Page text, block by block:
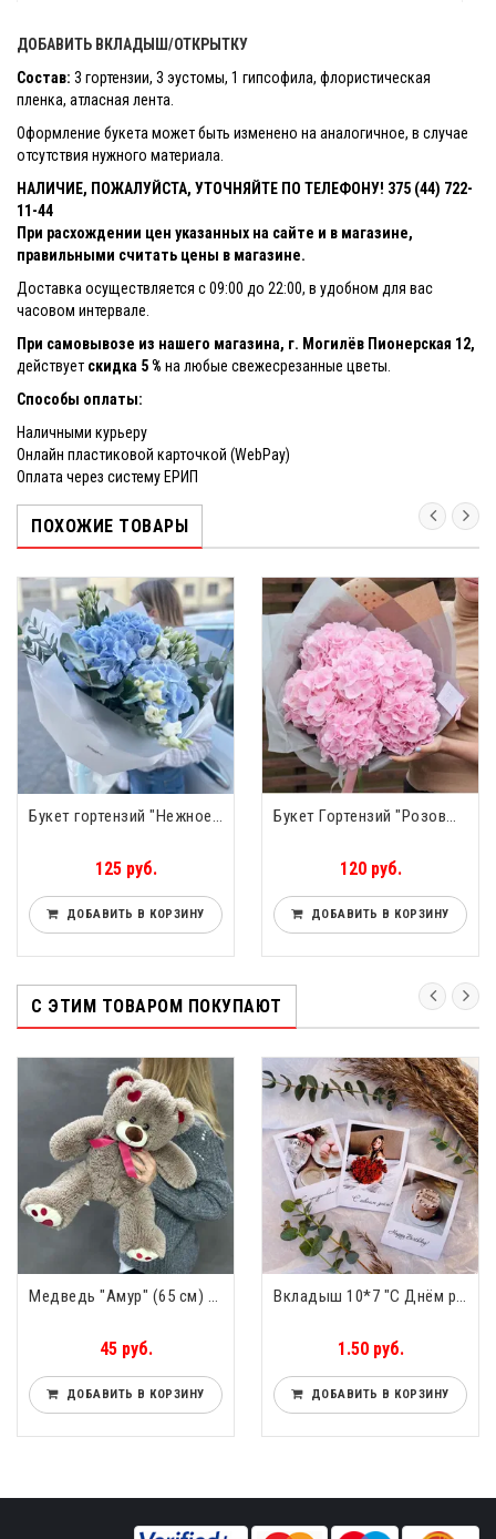
ДОБАВИТЬ ВКЛАДЫШ/ОТКРЫТКУ
Состав: 3 гортензии, 3 эустомы, 1 гипсофила, флористическая
пленка, атласная лента.
Оформление букета может быть изменено на аналогичное, в случае
отсутствия нужного материала.
НАЛИЧИЕ, ПОЖАЛУЙСТА, УТОЧНЯЙТЕ ПО ТЕЛЕФОНУ! 375 (44) 722-
11-44
При расхождении цен указанных на сайте и в магазине,
правильными считать цены в магазине.
Доставка осуществляется с 09:00 до 22:00, в удобном для вас
часовом интервале.
При самовывозе из нашего магазина, г. Могилёв Пионерская 12,
действует скидка 5 % на любые свежесрезанные цветы.
Способы оплаты:
Наличными курьеру
Онлайн пластиковой карточкой (WebPay)
Оплата через систему ЕРИП
ПОХОЖИЕ ТОВАРЫ
Букет гортензий "Нежное послание"
125 руб.
ДОБАВИТЬ В КОРЗИНУ
Букет Гортензий "Розовый бархат"
120 руб.
ДОБАВИТЬ В КОРЗИНУ
С ЭТИМ ТОВАРОМ ПОКУПАЮТ
Медведь "Амур" (65 см) Сидя 38 см
45 руб.
ДОБАВИТЬ В КОРЗИНУ
Вкладыш 10*7 "С Днём рождения"
1.50 руб.
ДОБАВИТЬ В КОРЗИНУ